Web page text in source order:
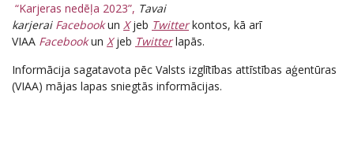
“Karjeras nedēļa 2023”, Tavai
karjerai Facebookun Xjeb Twitterkontos, kā arī
VIAA Facebookun Xjeb Twitter lapās.
Informācija sagatavota pēc Valsts izglītības attīstības aģentūras
(VIAA) mājas lapas sniegtās informācijas.